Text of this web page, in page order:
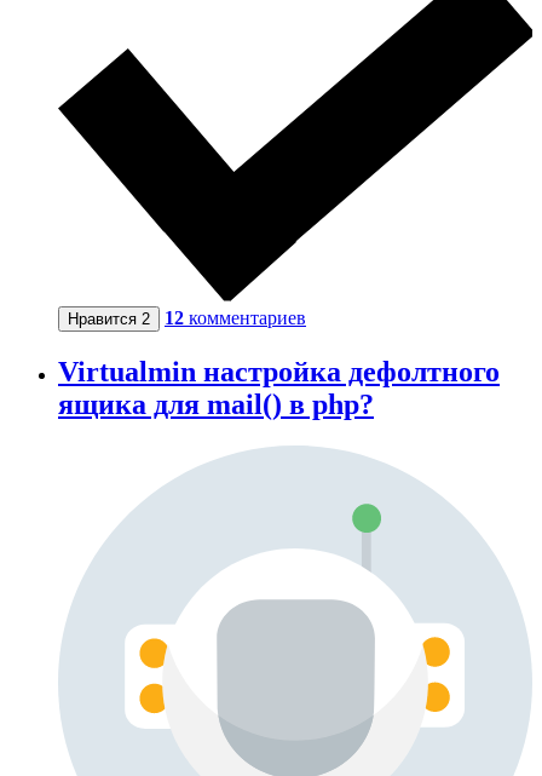
Нравится 2 12 комментариев
Virtualmin настройка дефолтного
ящика для mail() в php?